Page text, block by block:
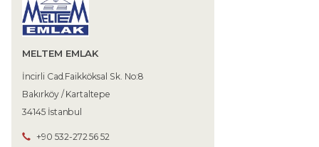
MELTEM EMLAK
İncirli Cad.Faikköksal Sk. No:8
Bakırköy / Kartaltepe
34145 İstanbul
+90 532-272 56 52